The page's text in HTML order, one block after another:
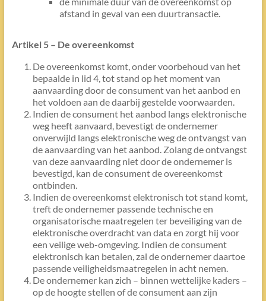
afstand in geval van een duurtransactie.
Artikel 5 – De overeenkomst
De overeenkomst komt, onder voorbehoud van het
bepaalde in lid 4, tot stand op het moment van
aanvaarding door de consument van het aanbod en
het voldoen aan de daarbij gestelde voorwaarden.
Indien de consument het aanbod langs elektronische
weg heeft aanvaard, bevestigt de ondernemer
onverwijld langs elektronische weg de ontvangst van
de aanvaarding van het aanbod. Zolang de ontvangst
van deze aanvaarding niet door de ondernemer is
bevestigd, kan de consument de overeenkomst
ontbinden.
Indien de overeenkomst elektronisch tot stand komt,
treft de ondernemer passende technische en
organisatorische maatregelen ter beveiliging van de
elektronische overdracht van data en zorgt hij voor
een veilige web-omgeving. Indien de consument
elektronisch kan betalen, zal de ondernemer daartoe
passende veiligheidsmaatregelen in acht nemen.
De ondernemer kan zich – binnen wettelijke kaders –
op de hoogte stellen of de consument aan zijn